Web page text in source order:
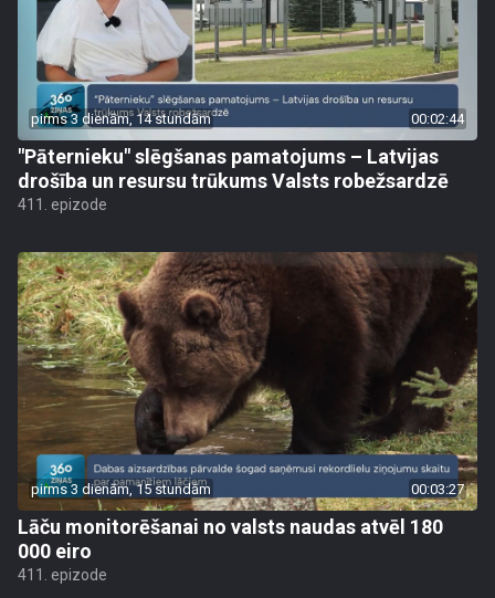
pirms 3 dienām, 14 stundām 00:02:44
"Pāternieku" slēgšanas pamatojums – Latvijas
drošība un resursu trūkums Valsts robežsardzē
411. epizode
pirms 3 dienām, 15 stundām 00:03:27
Lāču monitorēšanai no valsts naudas atvēl 180
000 eiro
411. epizode